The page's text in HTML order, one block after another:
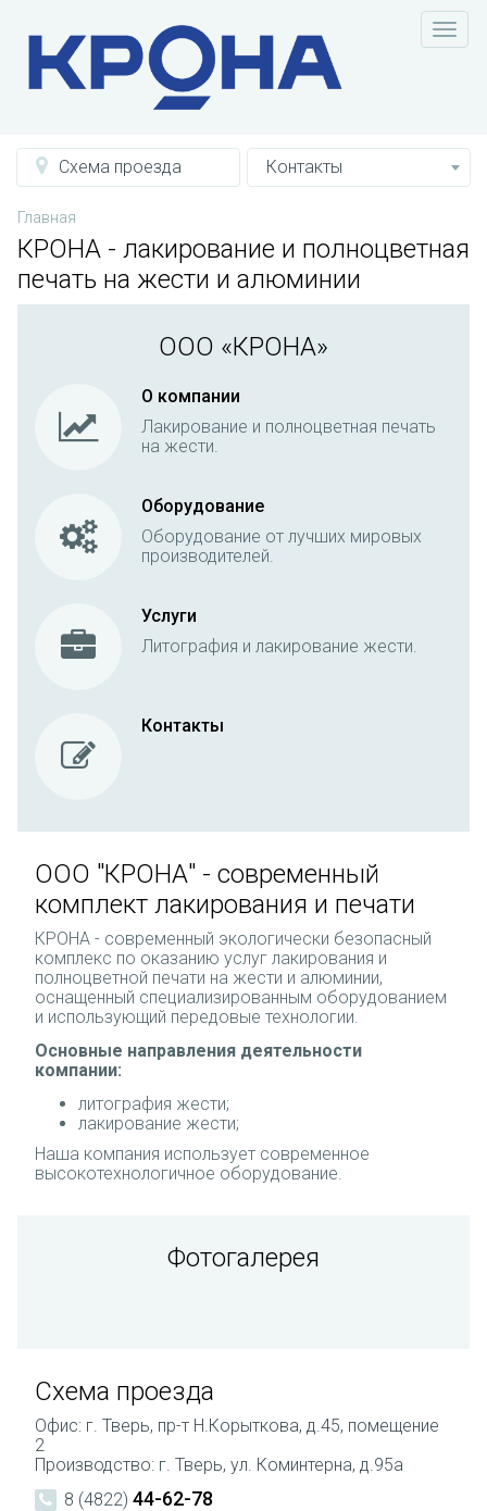
Схема проезда Контакты
Главная
КРОНА - лакирование и полноцветная
печать на жести и алюминии
ООО «КРОНА»
О компании
Лакирование и полноцветная печать
на жести.
Оборудование
Оборудование от лучших мировых
производителей.
Услуги
Литография и лакирование жести.
Контакты
ООО "КРОНА" - современный
комплект лакирования и печати
КРОНА - современный экологически безопасный
комплекс по оказанию услуг лакирования и
полноцветной печати на жести и алюминии,
оснащенный специализированным оборудованием
и использующий передовые технологии.
Основные направления деятельности
компании:
литография жести;
лакирование жести;
Наша компания использует современное
высокотехнологичное оборудование.
Фотогалерея
Схема проезда
Офис: г. Тверь, пр-т Н.Корыткова, д.45, помещение
2
Производство: г. Тверь, ул. Коминтерна, д.95а
8 (4822) 44-62-78